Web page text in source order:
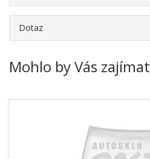
Dotaz
Mohlo by Vás zajímat